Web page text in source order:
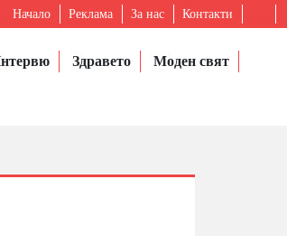
Начало Реклама За нас Контакти
Здравето
Моден свят